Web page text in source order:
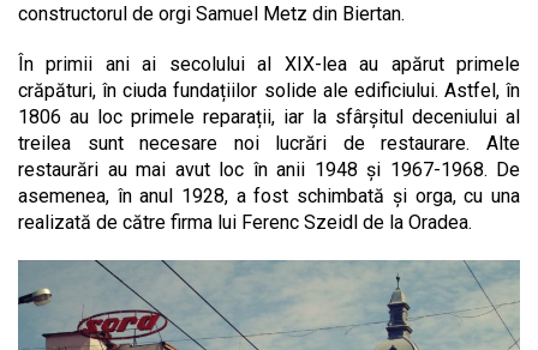
constructorul de orgi Samuel Metz din Biertan.
În primii ani ai secolului al XIX-lea au apărut primele
crăpături, în ciuda fundațiilor solide ale edificiului. Astfel, în
1806 au loc primele reparații, iar la sfârșitul deceniului al
treilea sunt necesare noi lucrări de restaurare. Alte
restaurări au mai avut loc în anii 1948 și 1967-1968. De
asemenea, în anul 1928, a fost schimbată și orga, cu una
realizată de către firma lui Ferenc Szeidl de la Oradea.